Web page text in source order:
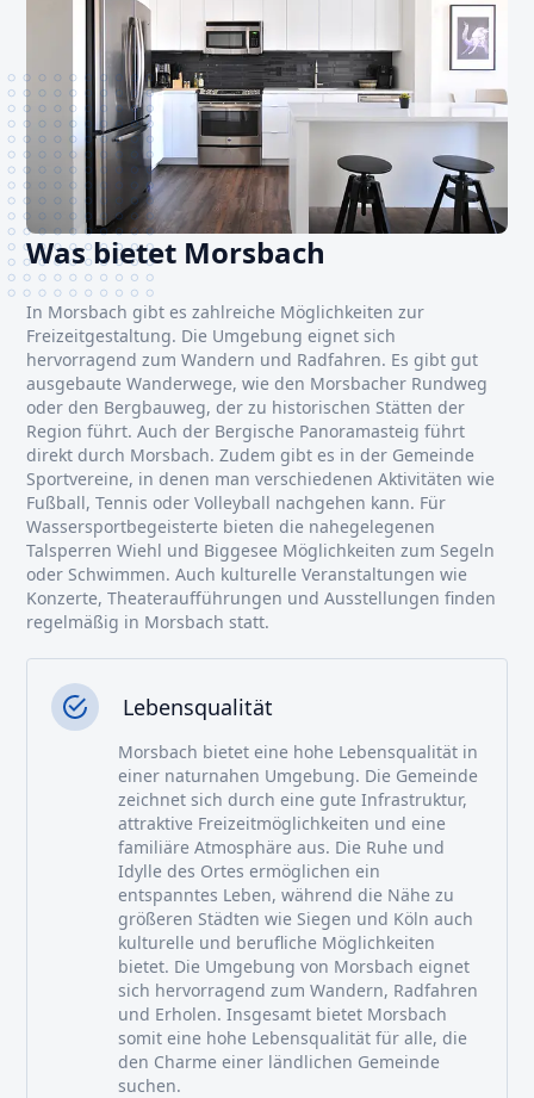
Was bietet Morsbach
In Morsbach gibt es zahlreiche Möglichkeiten zur
Freizeitgestaltung. Die Umgebung eignet sich
hervorragend zum Wandern und Radfahren. Es gibt gut
ausgebaute Wanderwege, wie den Morsbacher Rundweg
oder den Bergbauweg, der zu historischen Stätten der
Region führt. Auch der Bergische Panoramasteig führt
direkt durch Morsbach. Zudem gibt es in der Gemeinde
Sportvereine, in denen man verschiedenen Aktivitäten wie
Fußball, Tennis oder Volleyball nachgehen kann. Für
Wassersportbegeisterte bieten die nahegelegenen
Talsperren Wiehl und Biggesee Möglichkeiten zum Segeln
oder Schwimmen. Auch kulturelle Veranstaltungen wie
Konzerte, Theateraufführungen und Ausstellungen finden
regelmäßig in Morsbach statt.
Lebensqualität
Morsbach bietet eine hohe Lebensqualität in
einer naturnahen Umgebung. Die Gemeinde
zeichnet sich durch eine gute Infrastruktur,
attraktive Freizeitmöglichkeiten und eine
familiäre Atmosphäre aus. Die Ruhe und
Idylle des Ortes ermöglichen ein
entspanntes Leben, während die Nähe zu
größeren Städten wie Siegen und Köln auch
kulturelle und berufliche Möglichkeiten
bietet. Die Umgebung von Morsbach eignet
sich hervorragend zum Wandern, Radfahren
und Erholen. Insgesamt bietet Morsbach
somit eine hohe Lebensqualität für alle, die
den Charme einer ländlichen Gemeinde
suchen.